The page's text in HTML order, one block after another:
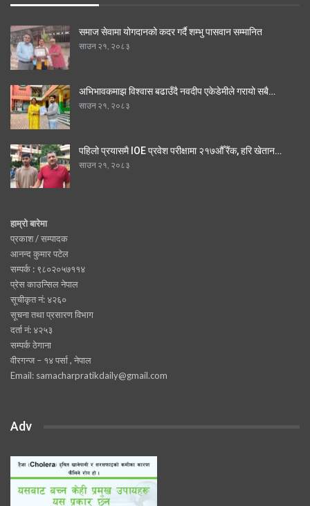
समाज सेवामा योगदानको कदर गर्दै शम्भु पासवान सम्मानित
साउन २१, २०८३
अभिभावकमाझ विश्वास बढाउँदै नवदीप एकेडेमीले गरायो सबै…
साउन २१, २०८३
पहिलो प्रयासमै IOE प्रवेश परीक्षामा २१७औँ रैंक, हरि खेतान…
साउन २१, २०८३
हाम्रो बारेमा
प्रकाश / सम्पादक
आनन्द कुमार पटेल
सम्पर्क : ९८०२०५७११४
प्रेस काउन्सिल नेपाल
सूचीकृत नं: ४२६०
सूचना तथा प्रसारण विभाग
दर्ता नं: ४२५३
सम्पर्क ठेगाना
वीरगन्ज – १४ पर्सा , नेपाल
Email: samacharpratikdaily@gmail.com
Adv